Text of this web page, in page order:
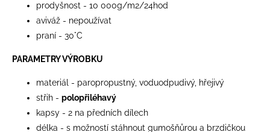
prodyšnost - 10 000g/m2/24hod
aviváž - nepoužívat
praní - 30°C
PARAMETRY VÝROBKU
materiál - paropropustný, voduodpudivý, hřejivý
střih - polopřiléhavý
kapsy - 2 na předních dílech
délka - s možností stáhnout gumošňůrou a brzdičkou